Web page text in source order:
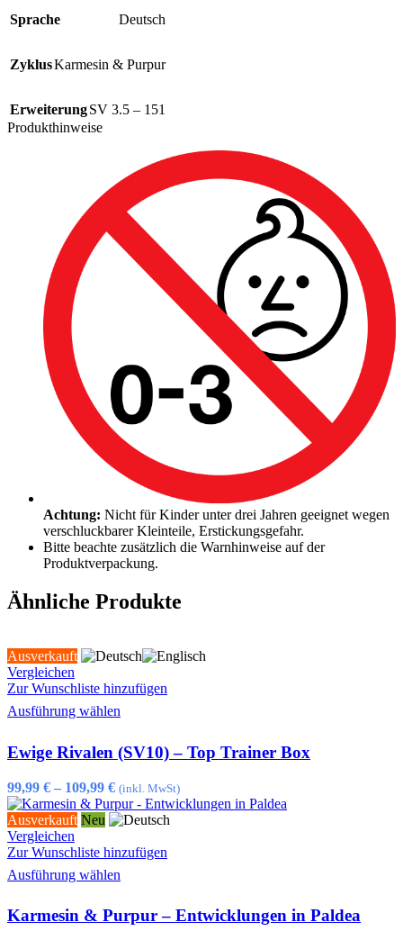
Sprache Deutsch
ZyklusKarmesin & Purpur
ErweiterungSV 3.5 – 151
Produkthinweise
Achtung: Nicht für Kinder unter drei Jahren geeignet wegen
verschluckbarer Kleinteile, Erstickungsgefahr.
Bitte beachte zusätzlich die Warnhinweise auf der
Produktverpackung.
Ähnliche Produkte
Ausverkauft
Vergleichen
Zur Wunschliste hinzufügen
Ausführung wählen
Produkt
mehrere
auf.
Die
Optionen
auf
Produktseite
werden
Ewige Rivalen (SV10) – Top Trainer Box
99,99 € – 109,99 € (inkl. MwSt)
Ausverkauft Neu
Vergleichen
Zur Wunschliste hinzufügen
Ausführung wählen
Produkt
mehrere
Karmesin & Purpur – Entwicklungen in Paldea